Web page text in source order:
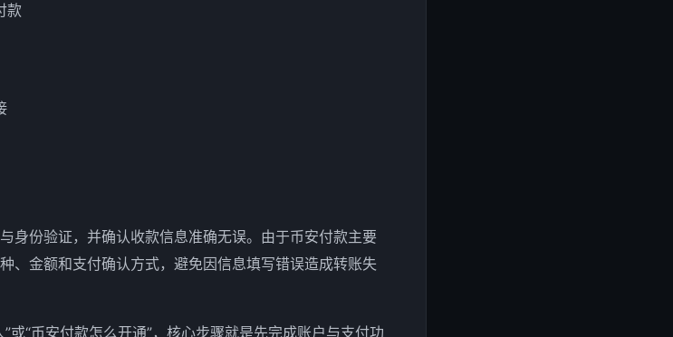
款
身份验证，并确认收款信息准确无误。由于币安付款主要
、金额和支付确认方式，避免因信息填写错误造成转账失
或“币安付款怎么开通”，核心步骤就是先完成账户与支付功